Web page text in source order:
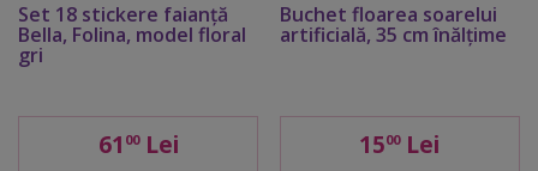
Set 18 stickere faianţă
Bella, Folina, model floral
gri
61 00Lei
Buchet floarea soarelui
artificială, 35 cm înălţime
1500Lei